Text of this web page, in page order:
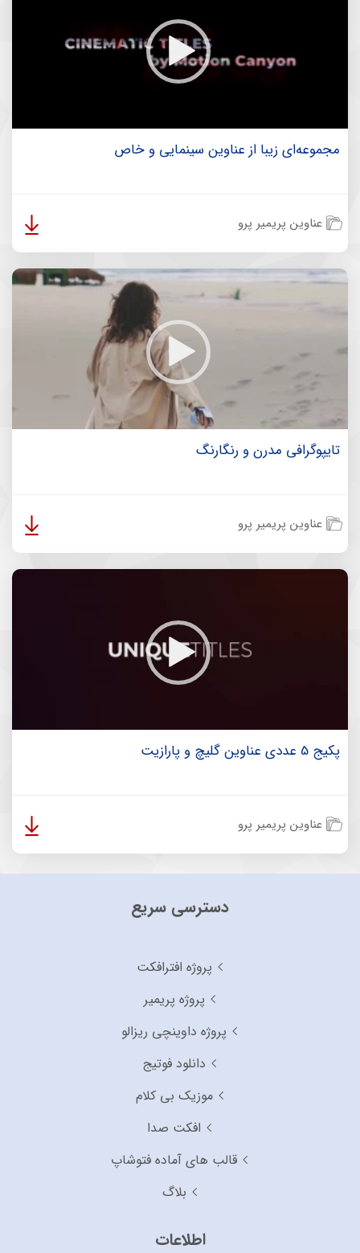
مجموعه‌ای زیبا از عناوین سینمایی و خاص
عناوین پریمیر پرو
تایپوگرافی مدرن و رنگارنگ
عناوین پریمیر پرو
پکیج 5 عددی عناوین گلیچ و پارازیت
عناوین پریمیر پرو
دسترسی سریع
پروژه افترافکت
پروژه پریمیر
پروژه داوینچی ریزالو
دانلود فوتیج
موزیک بی کلام
افکت صدا
قالب های آماده فتوشاپ
بلاگ
اطلاعات